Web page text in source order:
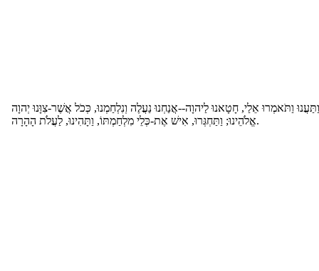
וַתֹּאמְרוּ אֵלַי, חָטָאנוּ לַיהוָה--אֲנַחְנוּ נַעֲלֶה וְנִלְחַמְנוּ, כְּכֹל אֲשֶׁר-צִוָּנוּ יְהוָה
אֱלֹהֵינוּ; וַתַּחְגְּרוּ, אִישׁ אֶת-כְּלֵי מִלְחַמְתּוֹ, וַתָּהִינוּ, לַעֲלֹת הָהָרָה.